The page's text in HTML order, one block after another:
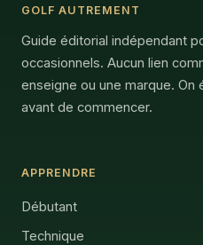
GOLF AUTREMENT
Guide éditorial indépendant
occasionnels. Aucun lien
enseigne ou une marque. On
avant de commencer.
APPRENDRE
Débutant
Technique